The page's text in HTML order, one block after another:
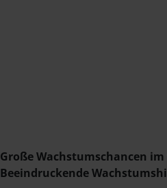
Große Wachstumschancen
Beeindruckende